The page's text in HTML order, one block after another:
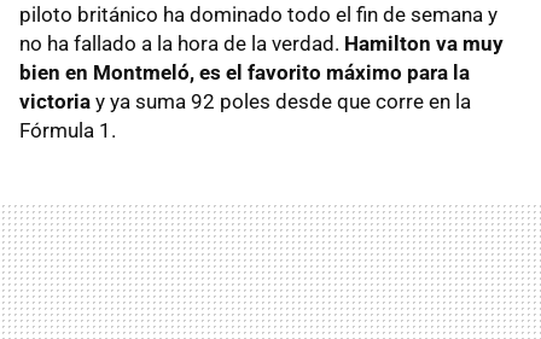
piloto británico ha dominado todo el fin de semana y
no ha fallado a la hora de la verdad. Hamilton va muy
bien en Montmeló, es el favorito máximo para la
victoria y ya suma 92 poles desde que corre en la
Fórmula 1.